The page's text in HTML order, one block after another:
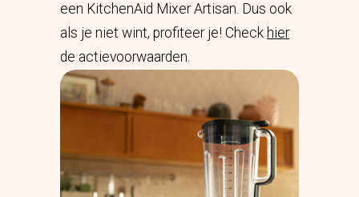
een KitchenAid Mixer Artisan. Dus ook
als je niet wint, profiteer je! Check hier
de actievoorwaarden.